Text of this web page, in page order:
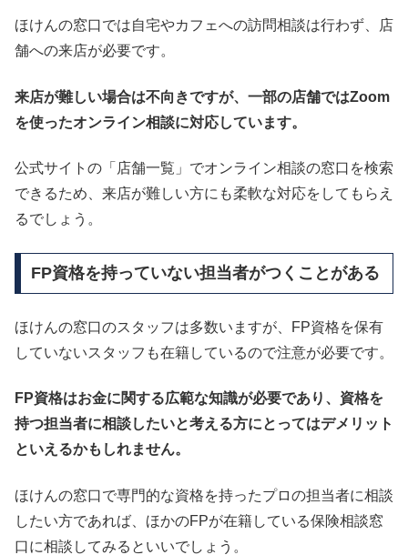
ほけんの窓口では自宅やカフェへの訪問相談は行わず、店
舗への来店が必要です。
来店が難しい場合は不向きですが、一部の店舗ではZoom
を使ったオンライン相談に対応しています。
公式サイトの「店舗一覧」でオンライン相談の窓口を検索
できるため、来店が難しい方にも柔軟な対応をしてもらえ
るでしょう。
FP資格を持っていない担当者がつくことがある
ほけんの窓口のスタッフは多数いますが、FP資格を保有
していないスタッフも在籍しているので注意が必要です。
FP資格はお金に関する広範な知識が必要であり、資格を
持つ担当者に相談したいと考える方にとってはデメリット
といえるかもしれません。
ほけんの窓口で専門的な資格を持ったプロの担当者に相談
したい方であれば、ほかのFPが在籍している保険相談窓
口に相談してみるといいでしょう。